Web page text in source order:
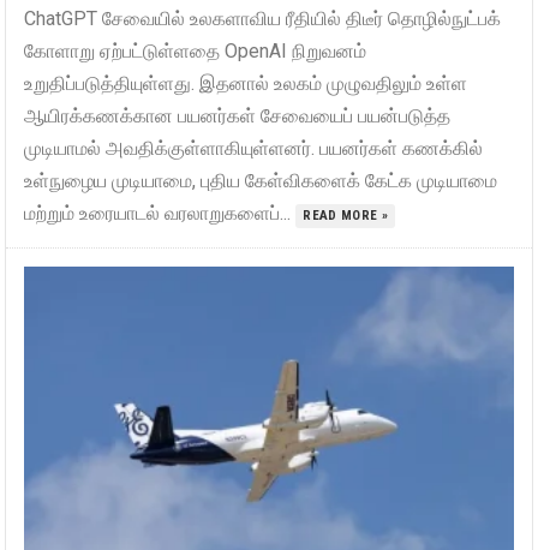
ChatGPT சேவையில் உலகளாவிய ரீதியில் திடீர் தொழில்நுட்பக்
கோளாறு ஏற்பட்டுள்ளதை OpenAI நிறுவனம்
உறுதிப்படுத்தியுள்ளது. இதனால் உலகம் முழுவதிலும் உள்ள
ஆயிரக்கணக்கான பயனர்கள் சேவையைப் பயன்படுத்த
முடியாமல் அவதிக்குள்ளாகியுள்ளனர். பயனர்கள் கணக்கில்
உள்நுழைய முடியாமை, புதிய கேள்விகளைக் கேட்க முடியாமை
மற்றும் உரையாடல் வரலாறுகளைப்...
READ MORE »